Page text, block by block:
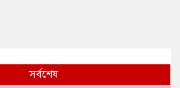
সর্বশেষ